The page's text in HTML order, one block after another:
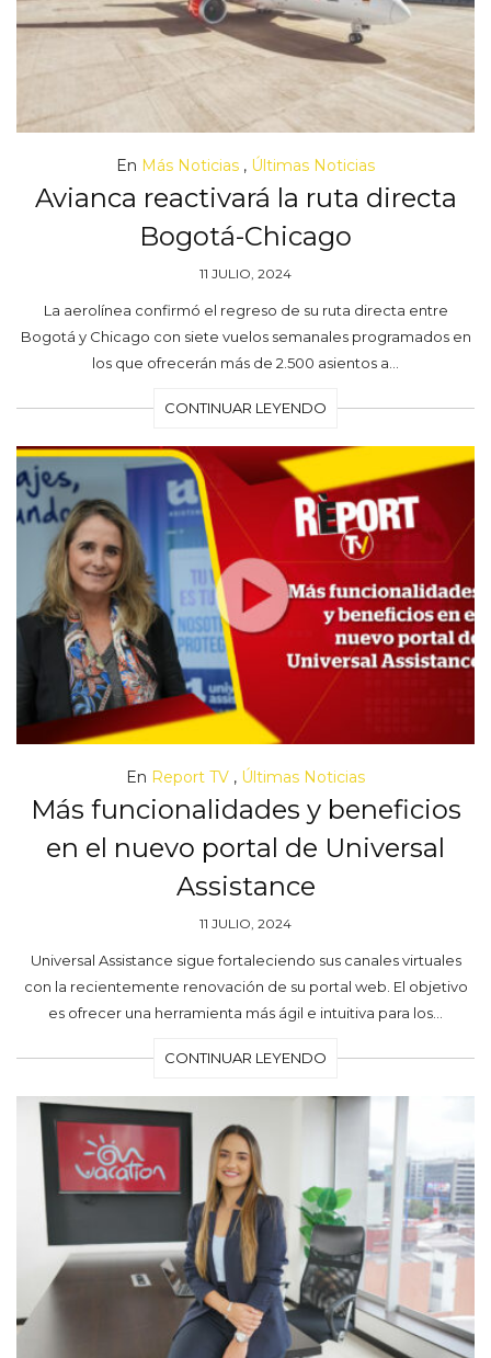
En Más Noticias , Últimas Noticias
Avianca reactivará la ruta directa
Bogotá-Chicago
11 JULIO, 2024
La aerolínea confirmó el regreso de su ruta directa entre
Bogotá y Chicago con siete vuelos semanales programados en
los que ofrecerán más de 2.500 asientos a…
CONTINUAR LEYENDO
En Report TV , Últimas Noticias
Más funcionalidades y beneficios
en el nuevo portal de Universal
Assistance
11 JULIO, 2024
Universal Assistance sigue fortaleciendo sus canales virtuales
con la recientemente renovación de su portal web. El objetivo
es ofrecer una herramienta más ágil e intuitiva para los…
CONTINUAR LEYENDO